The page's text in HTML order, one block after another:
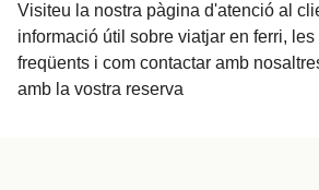
Visiteu la nostra pàgina d'atenció al
informació útil sobre viatjar en ferri,
freqüents i com contactar amb
amb la vostra reserva